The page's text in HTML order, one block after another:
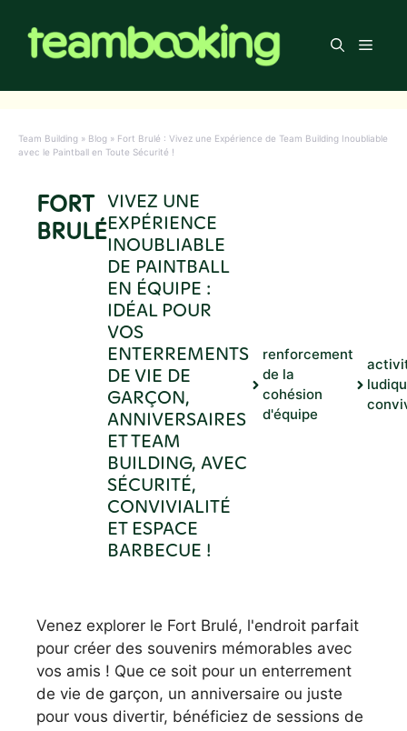
contenu
Menu
Team Building » Blog » Fort Brulé : Vivez une Expérience de Team Building Inoubliable
avec le Paintball en Toute Sécurité !
FORT
BRULÉ
VIVEZ UNE
EXPÉRIENCE
INOUBLIABLE
DE PAINTBALL
EN ÉQUIPE :
IDÉAL POUR
VOS
ENTERREMENTS
DE VIE DE
GARÇON,
ANNIVERSAIRES
ET TEAM
BUILDING, AVEC
SÉCURITÉ,
CONVIVIALITÉ
ET ESPACE
BARBECUE !
renforcement
de la
cohésion
d'équipe
Venez explorer le Fort Brulé, l'endroit parfait
pour créer des souvenirs mémorables avec
vos amis ! Que ce soit pour un enterrement
de vie de garçon, un anniversaire ou juste
pour vous divertir, bénéficiez de sessions de